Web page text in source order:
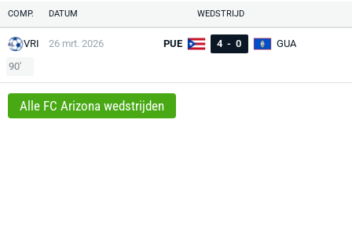
COMP. DATUM WEDSTRIJD
VRI 26 mrt. 2026 PUE 4 - 0
GUA
90'
Alle FC Arizona wedstrijden